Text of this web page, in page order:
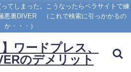
てしまった。こうなったらペラサイトで練
悪裏DIVER （これで検索に引っかかるの
か・・・）
】ワードプレス、
のデメリット